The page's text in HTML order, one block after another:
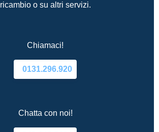
ricambio o su altri servizi.
Chiamaci!
0131.296.920
Chatta con noi!